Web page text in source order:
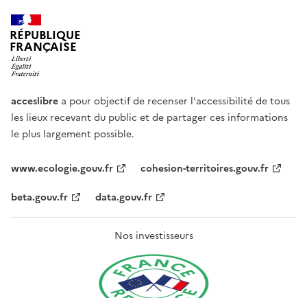
RÉPUBLIQUE
FRANÇAISE
acceslibre a pour objectif de recenser l'accessibilité de tous
les lieux recevant du public et de partager ces informations
le plus largement possible.
www.ecologie.gouv.fr
cohesion-territoires.gouv.fr
beta.gouv.fr
data.gouv.fr
Nos investisseurs